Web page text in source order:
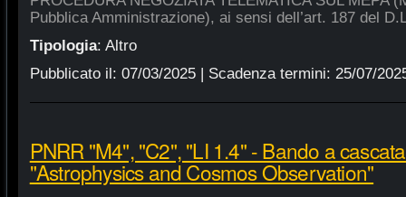
Pubblica Amministrazione), ai sensi dell’art. 187 del
Tipologia: Altro
Pubblicato il: 07/03/2025| Scadenza termini: 25/07/
PNRR "M4", "C2", "LI 1.4" - Bando a
"Astrophysics and Cosmos Observation"